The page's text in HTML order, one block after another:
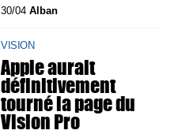
30/04Alban
VISION
Apple aurait
définitivement
tourné la page du
Vision Pro